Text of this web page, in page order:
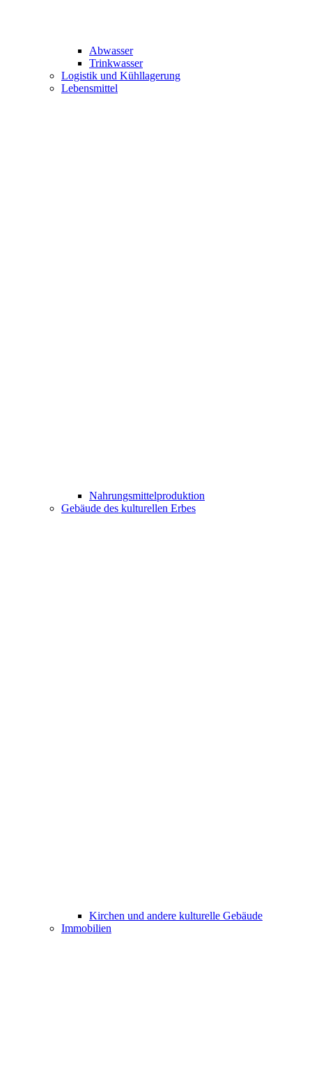
Abwasser
Trinkwasser
Logistik und Kühllagerung
Lebensmittel
Nahrungsmittelproduktion
Gebäude des kulturellen Erbes
Kirchen und andere kulturelle Gebäude
Immobilien